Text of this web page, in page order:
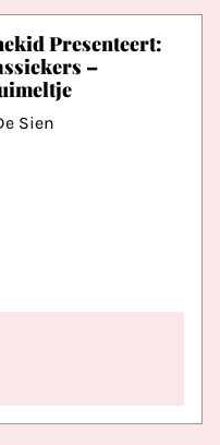
Presenteert:
–
Sien